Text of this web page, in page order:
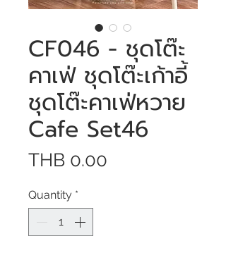
CF046 - ชุดโต๊ะ
คาเฟ่ ชุดโต๊ะเก้าอี้
ชุดโต๊ะคาเฟ่หวาย
Cafe Set46
THB 0.00
Quantity *